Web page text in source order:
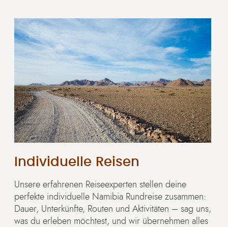
Individuelle Reisen
Unsere erfahrenen Reiseexperten stellen deine
perfekte individuelle Namibia Rundreise zusammen:
Dauer, Unterkünfte, Routen und Aktivitäten – sag uns,
was du erleben möchtest, und wir übernehmen alles